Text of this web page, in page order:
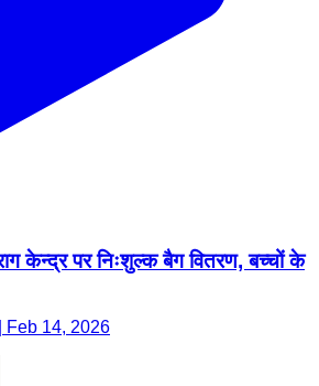
केन्द्र पर निःशुल्क बैग वितरण, बच्चों के
Feb 14, 2026